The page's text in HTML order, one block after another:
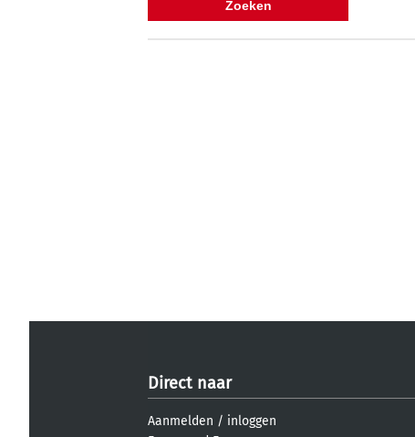
Direct naar
Aanmelden / inloggen